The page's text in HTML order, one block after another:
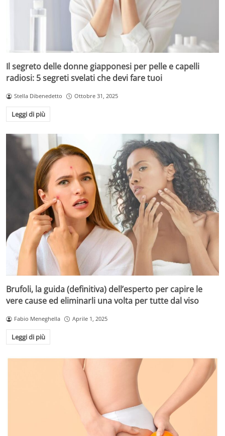
Il segreto delle donne giapponesi per pelle e capelli
radiosi: 5 segreti svelati che devi fare tuoi
Stella Dibenedetto Ottobre 31, 2025
Leggi di più
Brufoli, la guida (definitiva) dell’esperto per capire le
vere cause ed eliminarli una volta per tutte dal viso
Fabio Meneghella Aprile 1, 2025
Leggi di più